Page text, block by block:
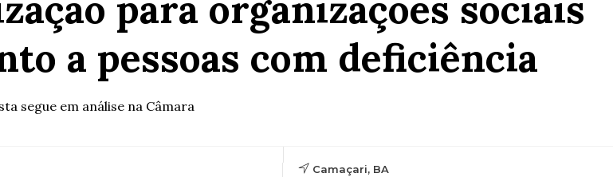
a pessoas com deficiência
segue em análise na Câmara
Camaçari, BA